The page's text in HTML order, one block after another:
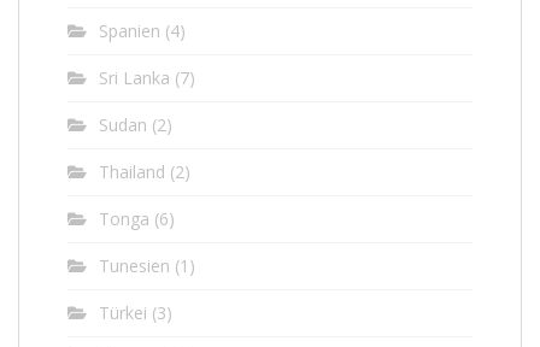
Spanien (4)
Sri Lanka (7)
Sudan (2)
Thailand (2)
Tonga (6)
Tunesien (1)
Türkei (3)